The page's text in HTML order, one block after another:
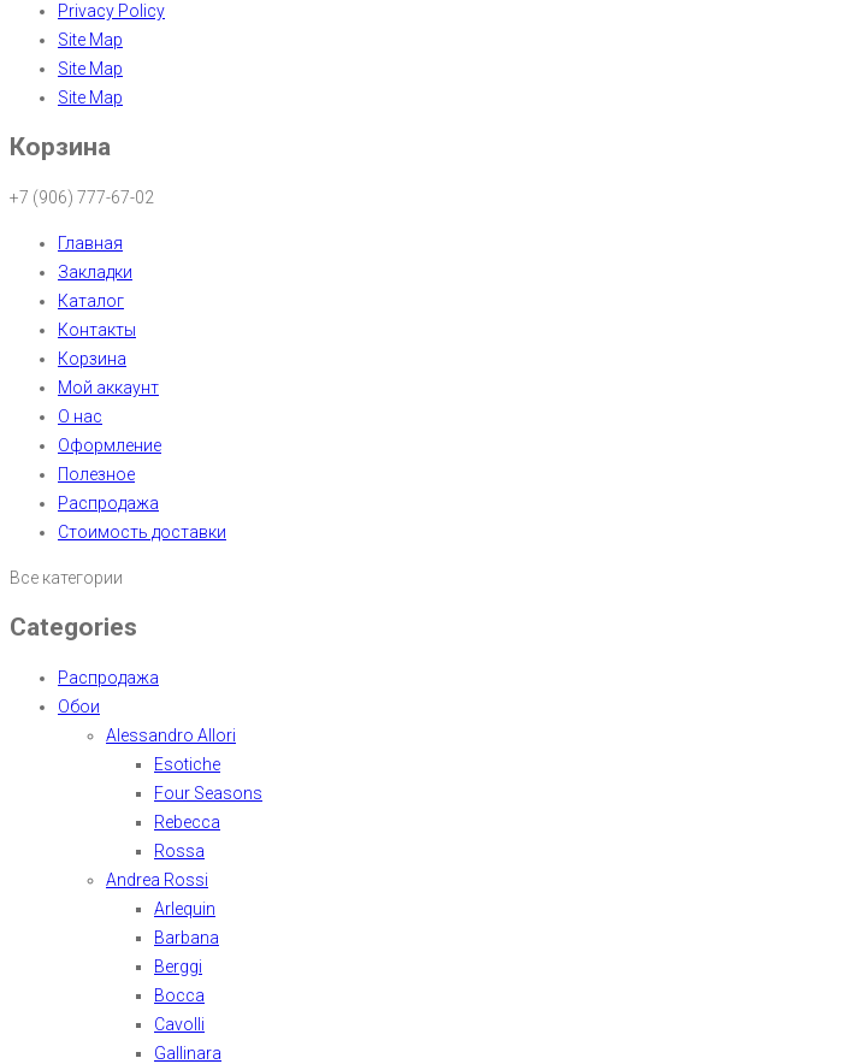
Privacy Policy
Site Map
Site Map
Site Map
Корзина
+7 (906) 777-67-02
Главная
Закладки
Каталог
Контакты
Корзина
Мой аккаунт
О нас
Оформление
Полезное
Распродажа
Стоимость доставки
Все категории
Categories
Распродажа
Обои
Alessandro Allori
Esotiche
Four Seasons
Rebecca
Rossa
Andrea Rossi
Arlequin
Barbana
Berggi
Bocca
Cavolli
Gallinara